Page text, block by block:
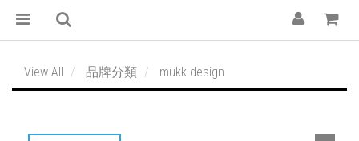
View All 品牌分類 mukk design